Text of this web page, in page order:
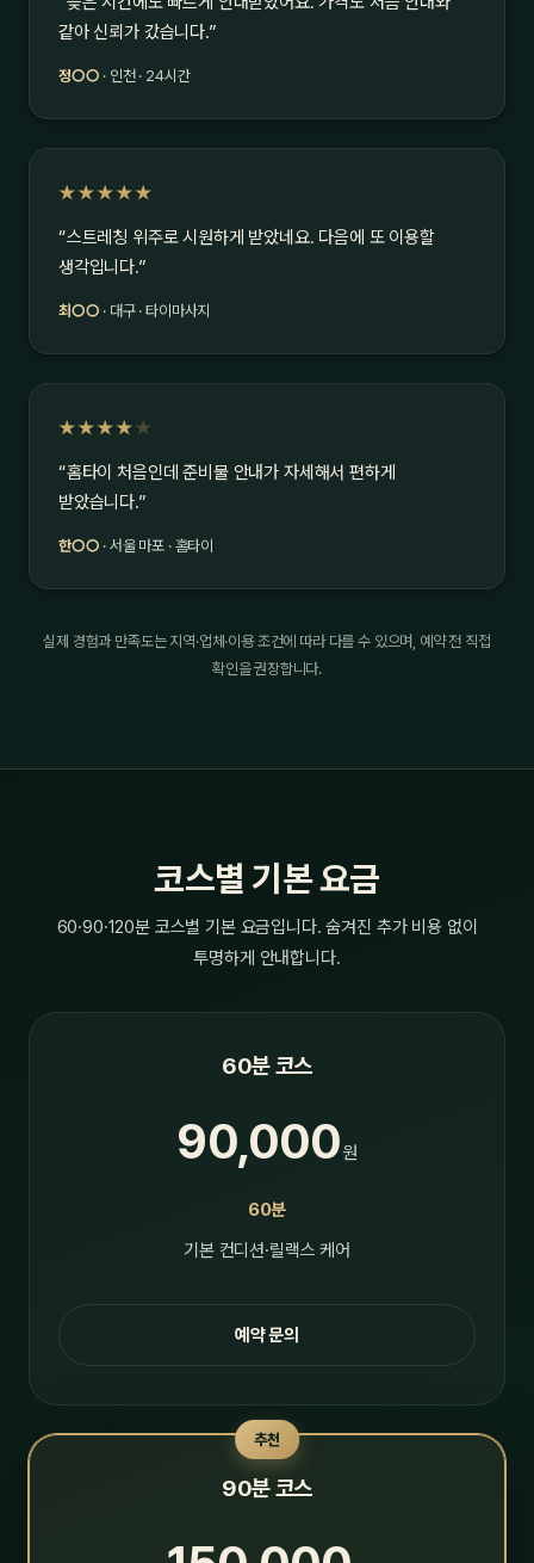
같아 신뢰가 갔습니다.”
정○○ · 인천 · 24시간
★★★★★
“스트레칭 위주로 시원하게 받았네요. 다음에 또 이용할
생각입니다.”
최○○ · 대구 · 타이마사지
★★★★ ★
“홈타이 처음인데 준비물 안내가 자세해서 편하게
받았습니다.”
한○○ · 서울 마포 · 홈타이
실제 경험과 만족도는 지역·업체·이용 조건에 따라 다를 수 있으며, 예약 전 직접
확인을 권장합니다.
코스별 기본 요금
60·90·120분 코스별 기본 요금입니다. 숨겨진 추가 비용 없이
투명하게 안내합니다.
60분 코스
90,000원
60분
기본 컨디션·릴랙스 케어
예약 문의
추천
90분 코스